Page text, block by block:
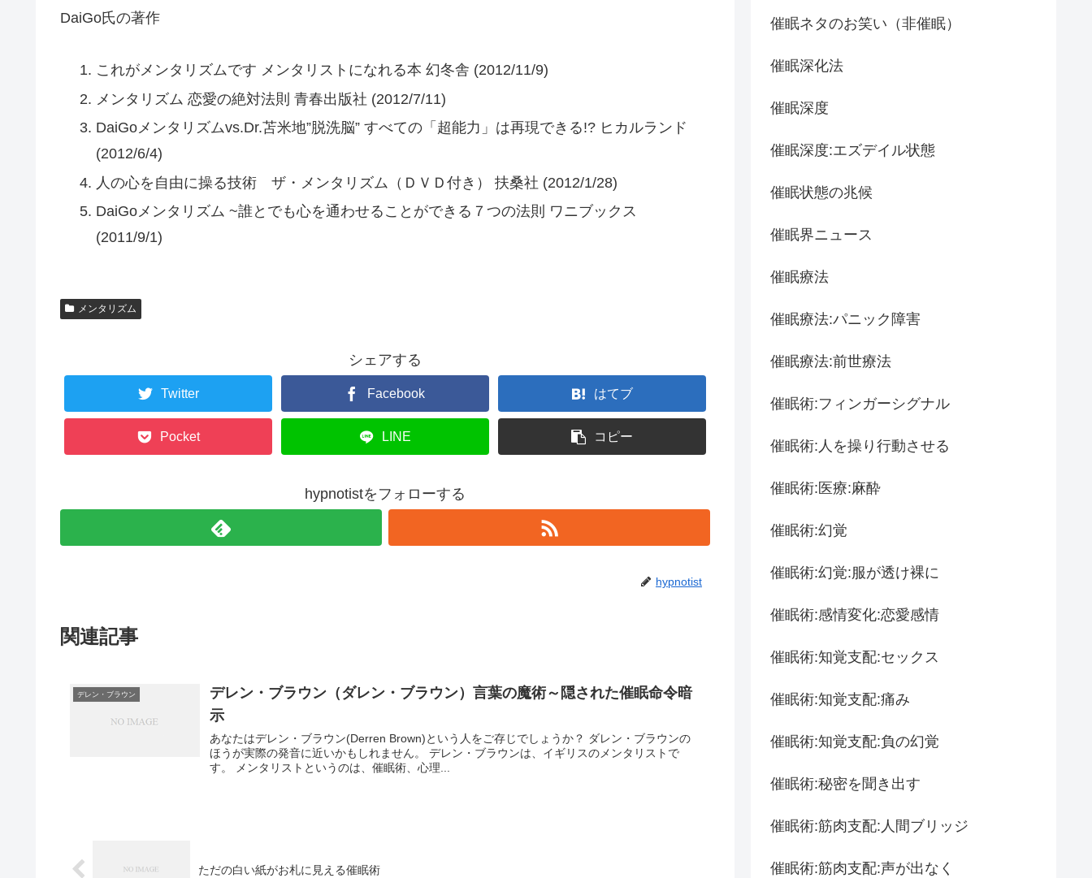
DaiGo氏の著作
これがメンタリズムです メンタリストになれる本 幻冬舎 (2012/11/9)
メンタリズム 恋愛の絶対法則 青春出版社 (2012/7/11)
DaiGoメンタリズムvs.Dr.苫米地”脱洗脳” すべての「超能力」は再現できる!? ヒカルランド
(2012/6/4)
人の心を自由に操る技術 ザ・メンタリズム（ＤＶＤ付き） 扶桑社 (2012/1/28)
DaiGoメンタリズム ~誰とでも心を通わせることができる７つの法則 ワニブックス
(2011/9/1)
メンタリズム
シェアする
Twitter Facebook はてブ
Pocket LINE コピー
hypnotistをフォローする
hypnotist
関連記事
デレン・ブラウン
デレン・ブラウン（ダレン・ブラウン）言葉の魔術～隠された催眠命令暗
示
あなたはデレン・ブラウン(Derren Brown)という人をご存じでしょうか？ ダレン・ブラウンの
ほうが実際の発音に近いかもしれません。 デレン・ブラウンは、イギリスのメンタリストで
す。 メンタリストというのは、催眠術、心理...
ただの白い紙がお札に見える催眠術
催眠ネタのお笑い（非催眠）
催眠深化法
催眠深度
催眠深度:エズデイル状態
催眠状態の兆候
催眠界ニュース
催眠療法
催眠療法:パニック障害
催眠療法:前世療法
催眠術:フィンガーシグナル
催眠術:人を操り行動させる
催眠術:医療:麻酔
催眠術:幻覚
催眠術:幻覚:服が透け裸に
催眠術:感情変化:恋愛感情
催眠術:知覚支配:セックス
催眠術:知覚支配:痛み
催眠術:知覚支配:負の幻覚
催眠術:秘密を聞き出す
催眠術:筋肉支配:人間ブリッジ
催眠術:筋肉支配:声が出なく